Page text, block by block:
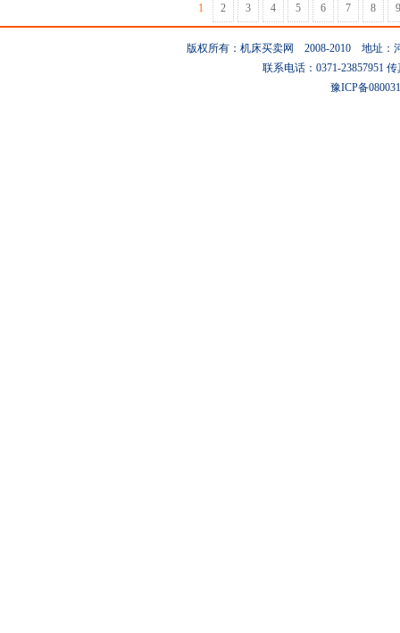
1 2 3 4 5 6 7 8 9
版权所有：机床买卖网 2008-2010 地址：
联系电话：0371-23857951
豫ICP备